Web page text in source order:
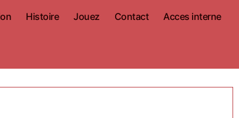
Histoire Jouez Contact Acces interne